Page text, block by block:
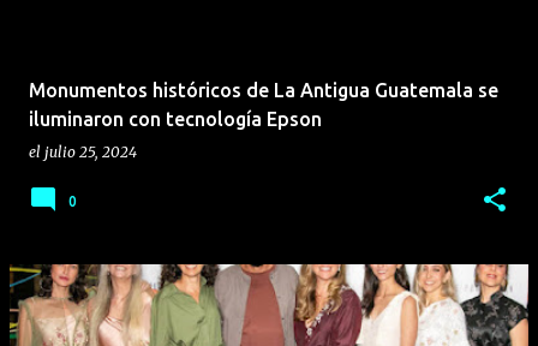
Monumentos históricos de La Antigua Guatemala se
iluminaron con tecnología Epson
el julio 25, 2024
0